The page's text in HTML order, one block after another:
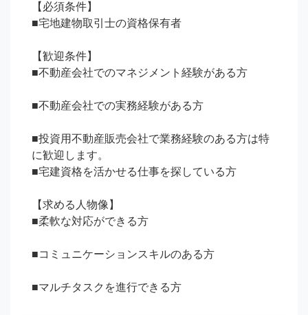
【必須条件】
■宅地建物取引士の資格保有者
【歓迎条件】
■不動産会社でのマネジメント経験がある方
■不動産会社での実務経験がある方
■投資用不動産販売会社で業務経験のある方は特
に歓迎します。
■宅建資格を活かせる仕事を探している方
【求める人物像】
■柔軟な対応ができる方
■コミュニケーションスキルのある方